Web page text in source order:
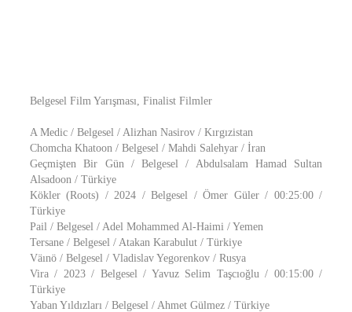
Belgesel Film Yarışması, Finalist Filmler
A Medic / Belgesel / Alizhan Nasirov / Kırgızistan
Chomcha Khatoon / Belgesel / Mahdi Salehyar / İran
Geçmişten Bir Gün / Belgesel / Abdulsalam Hamad Sultan
Alsadoon / Türkiye
Kökler (Roots) / 2024 / Belgesel / Ömer Güler / 00:25:00 /
Türkiye
Pail / Belgesel / Adel Mohammed Al-Haimi / Yemen
Tersane / Belgesel / Atakan Karabulut / Türkiye
Väınö / Belgesel / Vladislav Yegorenkov / Rusya
Vira / 2023 / Belgesel / Yavuz Selim Taşcıoğlu / 00:15:00 /
Türkiye
Yaban Yıldızları / Belgesel / Ahmet Gülmez / Türkiye